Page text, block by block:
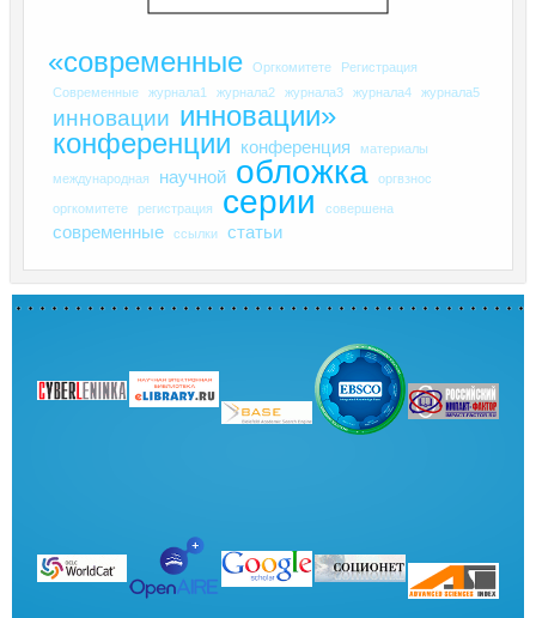
«современные Оргкомитете
Регистрация
Современные
журнала1 журнала2 журнала3 журнала4 журнала5
инновации инновации»
конференции
конференция материалы
международная научной обложка оргвзнос
оргкомитете регистрация серии совершена
современные ссылки статьи